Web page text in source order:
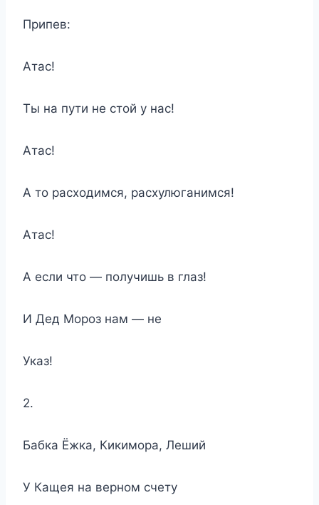
Припев:
Атас!
Ты на пути не стой у нас!
Атас!
А то расходимся, расхулюганимся!
Атас!
А если что — получишь в глаз!
И Дед Мороз нам — не
Указ!
2.
Бабка Ёжка, Кикимора, Леший
У Кащея на верном счету